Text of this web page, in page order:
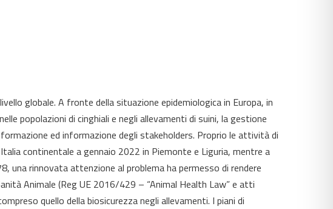
globale. A fronte della situazione epidemiologica in Europa, in
popolazioni di cinghiali e negli allevamenti di suini, la gestione
ed informazione degli stakeholders. Proprio le attività di
continentale a gennaio 2022 in Piemonte e Liguria, mentre a
rinnovata attenzione al problema ha permesso di rendere
Animale (Reg UE 2016/429 – “Animal Health Law” e atti
quello della biosicurezza negli allevamenti. I piani di